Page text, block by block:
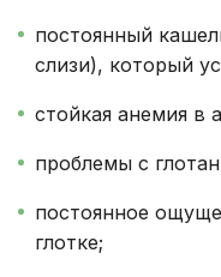
постоянный
слизи), который
стойкая анемия в
проблемы с
постоянное
глотке;